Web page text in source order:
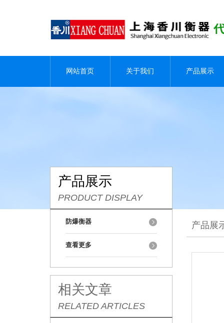
网站首页 关于我们 产品展示
产品展示
PRODUCT DISPLAY
防爆衡器
查看更多
相关文章
RELATED ARTICLES
产品展